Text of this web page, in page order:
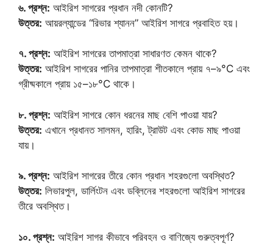
৬. প্রশ্ন: আইরিশ সাগরের প্রধান নদী কোনটি?
উত্তর: আয়রল্যান্ডের “রিভার শ্যানন” আইরিশ সাগরে প্রবাহিত হয়।
৭. প্রশ্ন: আইরিশ সাগরের তাপমাত্রা সাধারণত কেমন থাকে?
উত্তর: আইরিশ সাগরের পানির তাপমাত্রা শীতকালে প্রায় ৭–৯°C এবং
গ্রীষ্মকালে প্রায় ১৫–১৮°C থাকে।
৮. প্রশ্ন: আইরিশ সাগরে কোন ধরনের মাছ বেশি পাওয়া যায়?
উত্তর: এখানে প্রধানত সালমন, হারিং, ট্রাউট এবং কোড মাছ পাওয়া
যায়।
৯. প্রশ্ন: আইরিশ সাগরের তীরে কোন প্রধান শহরগুলো অবস্থিত?
উত্তর: লিভারপুল, ডার্লিংটন এবং ডব্লিনের শহরগুলো আইরিশ সাগরের
তীরে অবস্থিত।
১০. প্রশ্ন: আইরিশ সাগর কীভাবে পরিবহন ও বাণিজ্যে গুরুত্বপূর্ণ?